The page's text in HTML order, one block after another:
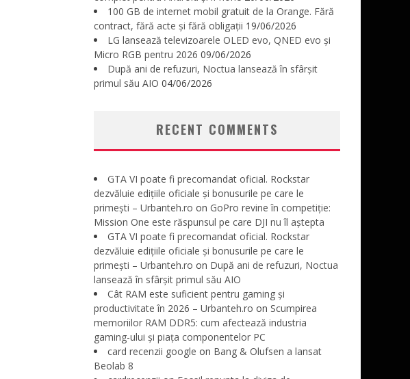
100 GB de internet mobil gratuit de la Orange. Fără
contract, fără acte și fără obligații 19/06/2026
LG lansează televizoarele OLED evo, QNED evo și
Micro RGB pentru 2026 09/06/2026
După ani de refuzuri, Noctua lansează în sfârșit
primul său AIO 04/06/2026
RECENT COMMENTS
GTA VI poate fi precomandat oficial. Rockstar
dezvăluie edițiile oficiale și bonusurile pe care le
primești – Urbanteh.ro on GoPro revine în competiție:
Mission One este răspunsul pe care DJI nu îl aștepta
GTA VI poate fi precomandat oficial. Rockstar
dezvăluie edițiile oficiale și bonusurile pe care le
primești – Urbanteh.ro on După ani de refuzuri, Noctua
lansează în sfârșit primul său AIO
Cât RAM este suficient pentru gaming și
productivitate în 2026 – Urbanteh.ro on Scumpirea
memoriilor RAM DDR5: cum afectează industria
gaming-ului și piața componentelor PC
card recenzii google on Bang & Olufsen a lansat
Beolab 8